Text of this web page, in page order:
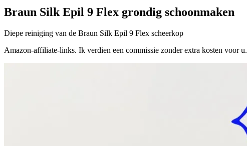
Braun Silk Epil 9 Flex grondig schoonmaken
Diepe reiniging van de Braun Silk Epil 9 Flex scheerkop
Amazon-affiliate-links. Ik verdien een commissie zonder extra kosten voor u.